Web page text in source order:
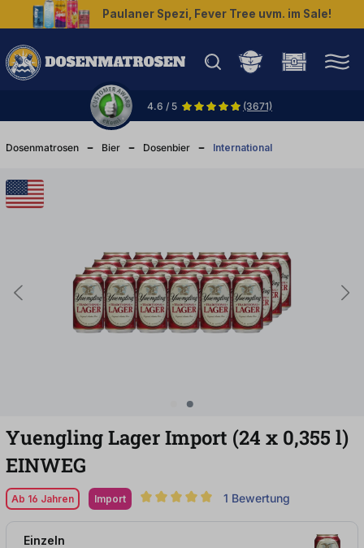
springen Paulaner Spezi, Fever Tree uvm. im Sale!
4.6 / 5 (3671)
Dosenmatrosen Bier Dosenbier International
Yuengling Lager Import (24 x 0,355 l)
EINWEG
Ab 16 Jahren Import 1 Bewertung
Einzeln